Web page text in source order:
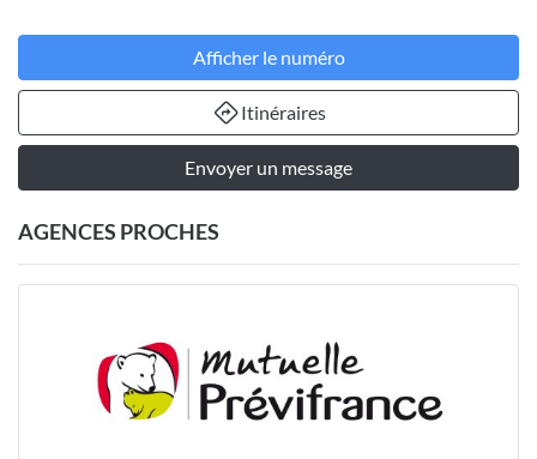
Afficher le numéro
Itinéraires
Envoyer un message
AGENCES PROCHES